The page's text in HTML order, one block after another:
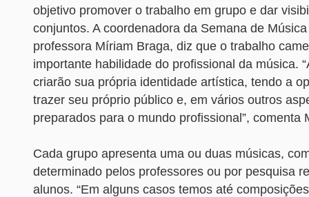
objetivo promover o trabalho em grupo e dar
conjuntos. A coordenadora da Semana de
professora Míriam Braga, diz que o trabalho
importante habilidade do profissional da música.
criarão sua própria identidade artística, tendo a
trazer seu próprio público e, em vários outros
preparados para o mundo profissional”, comenta
Cada grupo apresenta uma ou duas músicas,
determinado pelos professores ou por pesquisa
alunos. “Em alguns casos temos até